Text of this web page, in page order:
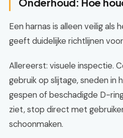
Een harnas is alleen veilig als
geeft duidelijke richtlijnen
Allereerst: visuele inspectie.
gebruik op slijtage, sneden in
gespen of beschadigde D-
ziet, stop direct met
schoonmaken.